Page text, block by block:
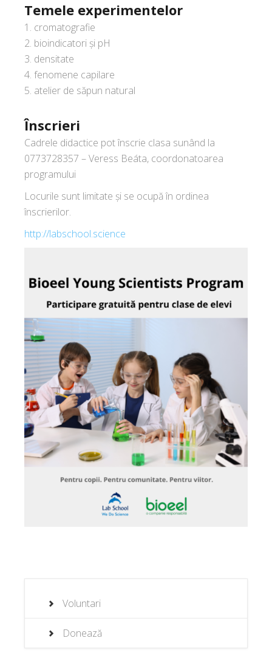
Temele experimentelor
cromatografie
bioindicatori și pH
densitate
fenomene capilare
atelier de săpun natural
Înscrieri
Cadrele didactice pot înscrie clasa sunând la
0773728357 – Veress Beáta, coordonatoarea
programului
Locurile sunt limitate și se ocupă în ordinea
înscrierilor.
http://labschool.science
Voluntari
Donează